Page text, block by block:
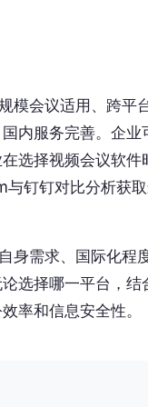
模会议适用、跨平
内服务完善。企
选择视频会议软
钉钉对比分析获
身需求、国际化程
选择哪一平台，
率和信息安全性。